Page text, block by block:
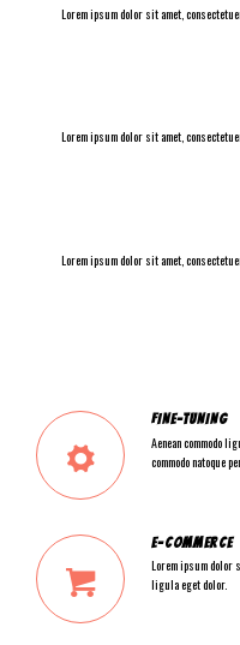
Lorem ipsum dolor sit amet,
Lorem ipsum dolor sit amet,
Lorem ipsum dolor sit amet,
FINE-TUNING
Aenean commodo
commodo natoque
E-COMMERCE
Lorem ipsum dolor
ligula eget dolor.